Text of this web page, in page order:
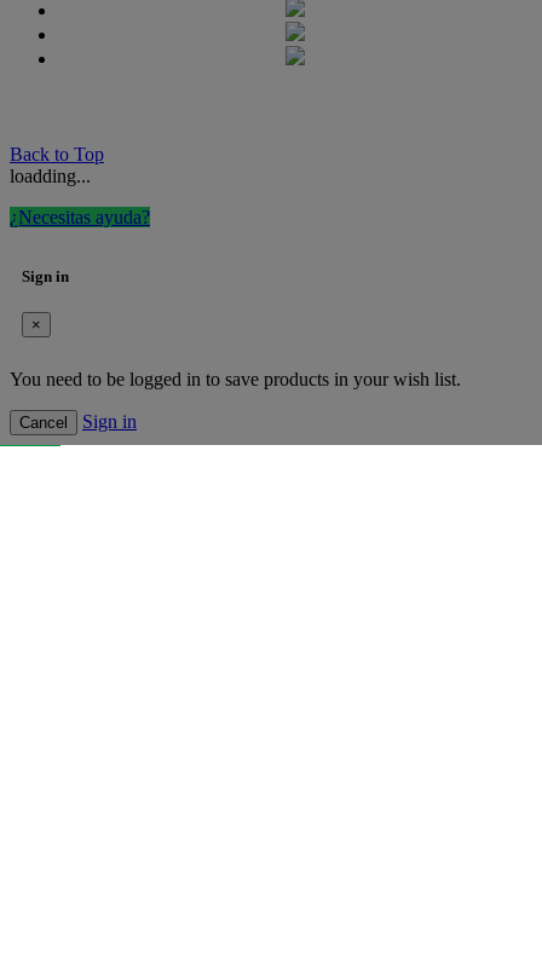
Back to Top
loadding...
¿Necesitas ayuda?
Sign in
×
You need to be logged in to save products in your wish list.
Cancel Sign in